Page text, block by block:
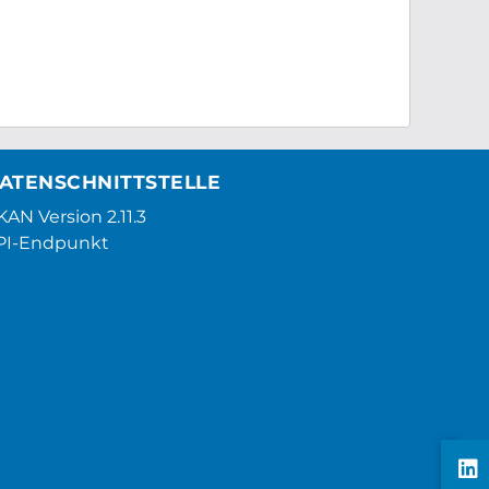
Version 2.11.3
Endpunkt